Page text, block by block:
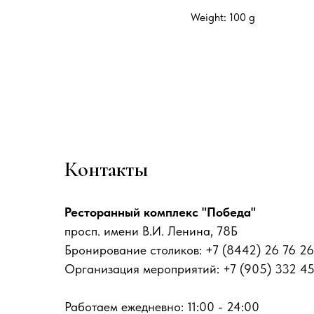
Weight: 100 g
Контакты
Ресторанный комплекс "Победа"
просп. имени В.И. Ленина, 78Б
Бронирование столиков: +7 (8442) 26 76 26
Организация мероприятий: +7 (905) 332
Работаем ежедневно: 11:00 - 24:00